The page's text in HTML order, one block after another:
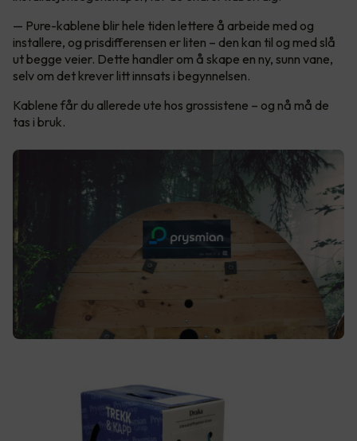
— Pure-kablene blir hele tiden lettere å arbeide med og
installere, og prisdifferensen er liten – den kan til og med slå
ut begge veier. Dette handler om å skape en ny, sunn vane,
selv om det krever litt innsats i begynnelsen.
Kablene får du allerede ute hos grossistene – og nå må de
tas i bruk.